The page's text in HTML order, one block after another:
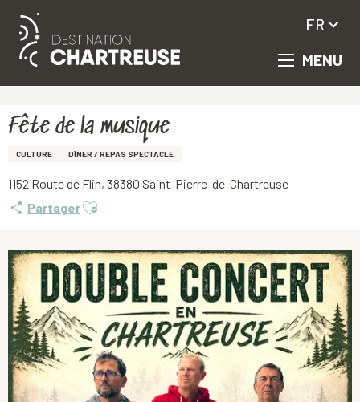
Aller
principal
MENU
FR
Fête de la musique
CULTURE DÎNER / REPAS SPECTACLE
1152 Route de Flin, 38380 Saint-Pierre-de-Chartreuse
PartagerAjouter aux favoris